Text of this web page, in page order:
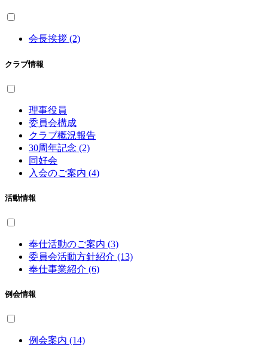
会長挨拶 (2)
クラブ情報
理事役員
委員会構成
クラブ概況報告
30周年記念 (2)
同好会
入会のご案内 (4)
活動情報
奉仕活動のご案内 (3)
委員会活動方針紹介 (13)
奉仕事業紹介 (6)
例会情報
例会案内 (14)